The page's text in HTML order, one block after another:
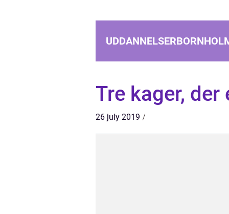
Tre kager,
26 july 2019